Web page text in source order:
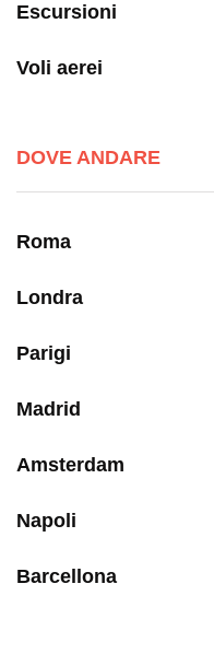
Escursioni
Voli aerei
DOVE ANDARE
Roma
Londra
Parigi
Madrid
Amsterdam
Napoli
Barcellona